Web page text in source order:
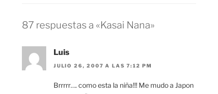
87 respuestas a «Kasai Nana»
Luis
JULIO 26, 2007 A LAS 7:12 PM
Brrrrr…. como esta la niña!!! Me mudo a Japon